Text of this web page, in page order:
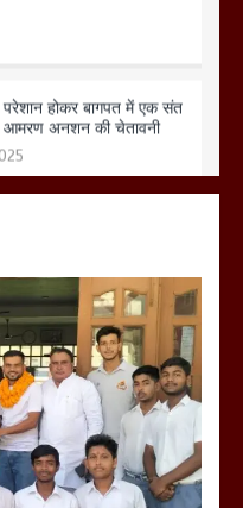
मार कर होलिका को किया
वालों के साथ की गई गाली
गई होली तो होगा खून